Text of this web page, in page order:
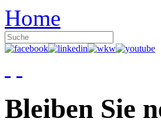
Home
Bleiben Sie